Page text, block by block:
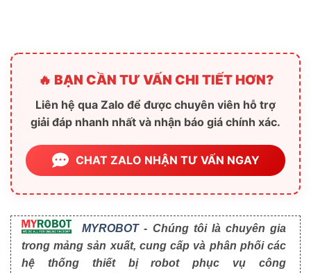
🔥 BẠN CẦN TƯ VẤN CHI TIẾT HƠN?
Liên hệ qua Zalo để được chuyên viên hỗ trợ
giải đáp nhanh nhất và nhận báo giá chính xác.
CHAT ZALO NHẬN TƯ VẤN NGAY
MYROBOT- Chúng tôi là chuyên gia
trong mảng sản xuất, cung cấp và phân phối các
hệ thống thiết bị robot phục vụ công